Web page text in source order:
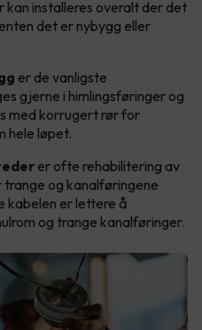
kan installeres overalt der det
det er nybygg eller
er de vanligste
gjerne i himlingsføringer og
med korrugert rør for
hele løpet.
er ofte rehabilitering av
trange og kanalføringene
kabelen er lettere å
og trange kanalføringer.